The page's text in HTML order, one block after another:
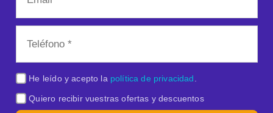
He leído y acepto la política de privacidad
Quiero recibir vuestras ofertas y descuentos